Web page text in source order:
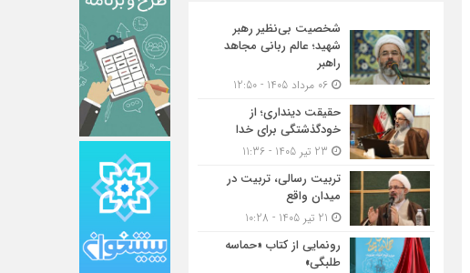
شخصیت بی‌نظیر رهبر
شهید؛ عالم ربانی مجاهد
راهبر
حقیقت دینداری؛ از
خودگذشتگی برای خدا
تربیت رسالی، تربیت در
میدان واقع
رونمایی از کتاب «حماسه
طلبگی»